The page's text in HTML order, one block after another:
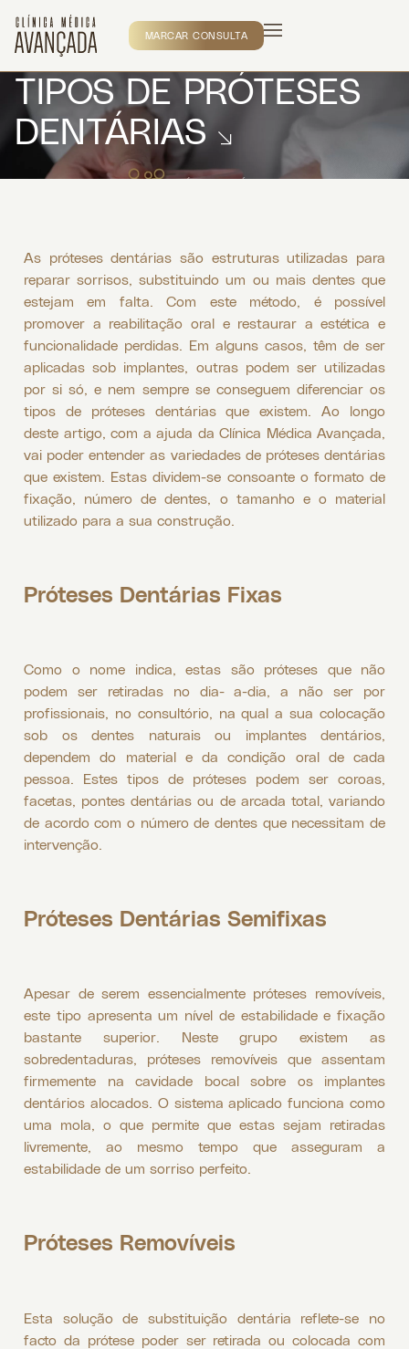
MARCAR CONSULTA
TIPOS DE PRÓTESES
DENTÁRIAS
As próteses dentárias são estruturas utilizadas para
reparar sorrisos, substituindo um ou mais dentes que
estejam em falta. Com este método, é possível
promover a reabilitação oral e restaurar a estética e
funcionalidade perdidas. Em alguns casos, têm de ser
aplicadas sob implantes, outras podem ser utilizadas
por si só, e nem sempre se conseguem diferenciar os
tipos de próteses dentárias que existem. Ao longo
deste artigo, com a ajuda da Clínica Médica Avançada,
vai poder entender as variedades de próteses dentárias
que existem. Estas dividem-se consoante o formato de
fixação, número de dentes, o tamanho e o material
utilizado para a sua construção.
Próteses Dentárias Fixas
Como o nome indica, estas são próteses que não
podem ser retiradas no dia- a-dia, a não ser por
profissionais, no consultório, na qual a sua colocação
sob os dentes naturais ou implantes dentários,
dependem do material e da condição oral de cada
pessoa. Estes tipos de próteses podem ser coroas,
facetas, pontes dentárias ou de arcada total, variando
de acordo com o número de dentes que necessitam de
intervenção.
Próteses Dentárias Semifixas
Apesar de serem essencialmente próteses removíveis,
este tipo apresenta um nível de estabilidade e fixação
bastante superior. Neste grupo existem as
sobredentaduras, próteses removíveis que assentam
firmemente na cavidade bocal sobre os implantes
dentários alocados. O sistema aplicado funciona como
uma mola, o que permite que estas sejam retiradas
livremente, ao mesmo tempo que asseguram a
estabilidade de um sorriso perfeito.
Próteses Removíveis
Esta solução de substituição dentária reflete-se no
facto da prótese poder ser retirada ou colocada com